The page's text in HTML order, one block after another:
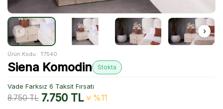
Ürün Kodu : T7540
Siena Komodin Stokta
Vade Farksız 6 Taksit Fırsatı
8.750TL 7.750TL %11